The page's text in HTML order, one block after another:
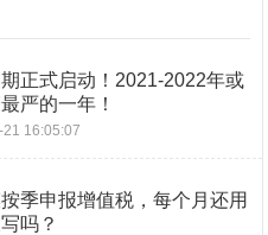
正式启动！2021-2022年或
严的一年！
16:05:07
季申报增值税，每个月还用
吗？